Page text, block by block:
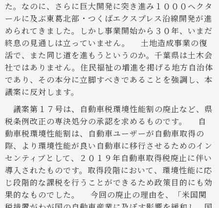
た。なのに、さらに巨大開発に突き進み１０００ヘクタ
ールに及ぶ東葛北部・つくばエクスプレス沿線開発が進
められてきました。しかし事業開始から３０年、いまだ
終息の見通しは立っていません。
土地造成事業の復
活で、また同じ道を進もうというのか。千葉県は土木会
社ではありません。住民福祉の増進を掲げる地方自治体
であり、その本分に立脚すべきであることを強調し、本
議案に反対します。
議案第１７号は、自動車税環境性能割の廃止など、県
税条例改正の専決処分の承認を求めるものです。
自
動車税環境性能割は、自動車ユーザーが自動車取得の
際、より環境性能が良い自動車に移行させるためのイン
センティブとして、２０１９年自動車取得税廃止に伴い
導入されたものです。取得段階において、環境性能に応
じ段階的な課税を行うことができるため政策目的にも効
果的なものでした。
今回の廃止の理由を、「米国関